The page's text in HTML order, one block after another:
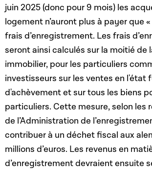
juin 2025 (donc pour 9 mois) les
logement n’auront plus à payer que
frais d’enregistrement. Les frais
seront ainsi calculés sur la moitié de
immobilier, pour les particuliers
investisseurs sur les ventes en l'état
d'achèvement et sur tous les biens
particuliers. Cette mesure, selon les
de l’Administration de
contribuer à un déchet fiscal aux
millions d’euros. Les revenus en
d’enregistrement devraient ensuite